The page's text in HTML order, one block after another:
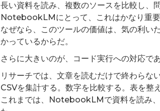
長い資料を読み、複数のソースを比較し、
NotebookLMにとって、これはかなり重要
なぜなら、このツールの価値は、気の利い
かっているからだ。
さらに大きいのが、コード実行への対応であ
リサーチでは、文章を読むだけで終わらな
CSVを集計する。数字を比較する。表を整
これまでは、NotebookLMで資料を読み